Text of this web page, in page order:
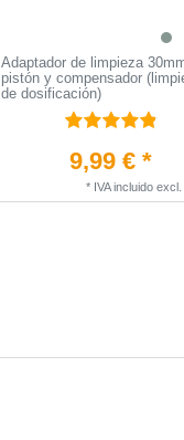
Adaptador de limpieza
pistón y compensador
de dosificación)
9,99 € *
* IVA incluido excl.